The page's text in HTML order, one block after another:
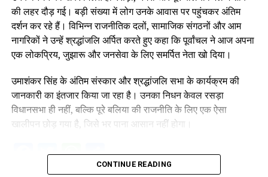
की लहर दौड़ गई। बड़ी संख्या में लोग उनके आवास पर पहुंचकर अंतिम
दर्शन कर रहे हैं। विभिन्न राजनीतिक दलों, सामाजिक संगठनों और आम
नागरिकों ने उन्हें श्रद्धांजलि अर्पित करते हुए कहा कि पूर्वांचल ने आज अपना
एक लोकप्रिय, जुझारू और जनसेवा के लिए समर्पित नेता खो दिया।
उमाशंकर सिंह के अंतिम संस्कार और श्रद्धांजलि सभा के कार्यक्रम की
जानकारी का इंतजार किया जा रहा है। उनका निधन केवल रसड़ा
विधानसभा ही नहीं, बल्कि पूरे बलिया की राजनीति के लिए एक ऐसा
खालीपन छोड़ गया है, जिसे भर पाना आसान नहीं होगा।
Facebook
Twitter
WhatsApp
Share
CONTINUE READING